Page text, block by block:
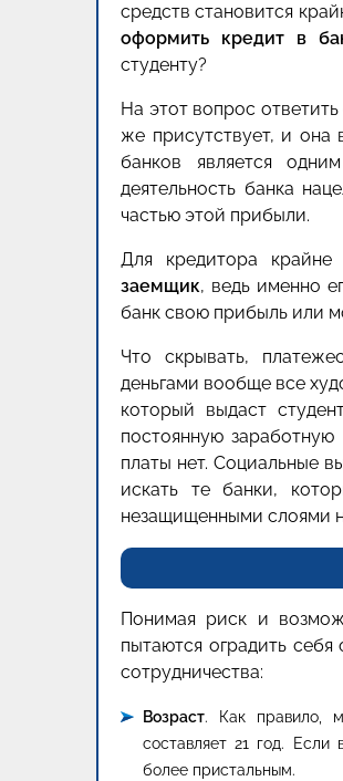
средств становится
оформить кредит в
студенту?
На этот вопрос
же присутствует, и она
банков является
деятельность банка
частью этой прибыли.
Для кредитора
заемщик, ведь именно
банк свою прибыль или
Что скрывать,
деньгами вообще все
который выдаст
постоянную
платы нет. Социальные
искать те банки,
незащищенными слоями
Понимая риск и
пытаются оградить
сотрудничества:
Возраст. Как правило,
составляет 21 год.
более пристальным.